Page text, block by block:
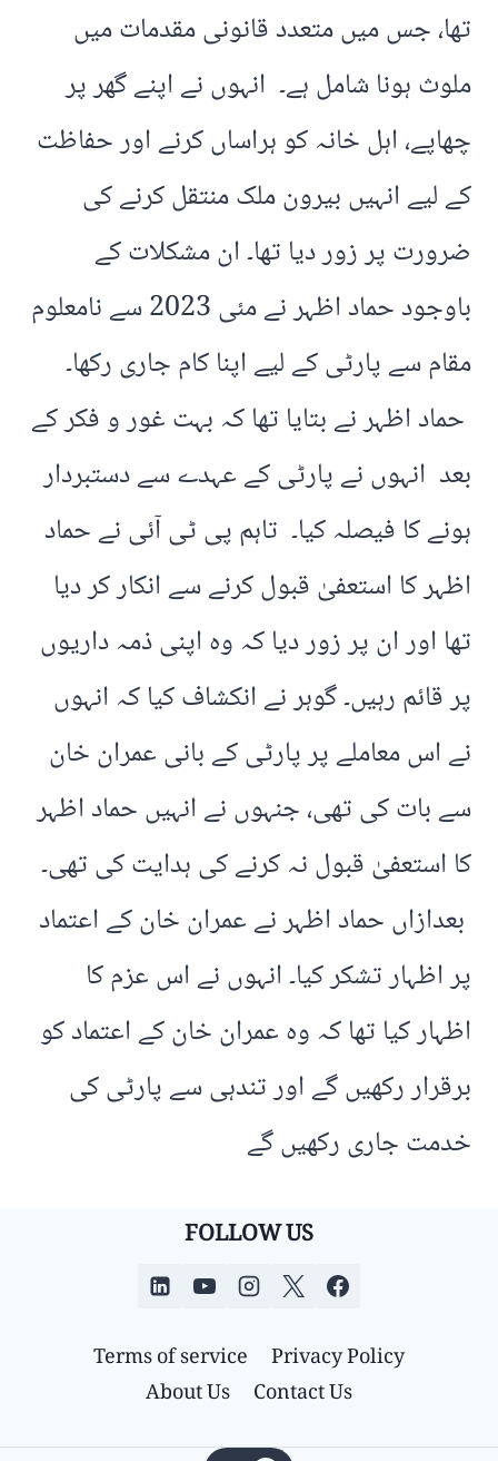
تھا، جس میں متعدد قانونی مقدمات میں
ملوث ہونا شامل ہے۔ انہوں نے اپنے گھر پر
چھاپے، اہل خانہ کو ہراساں کرنے اور حفاظت
کے لیے انہیں بیرون ملک منتقل کرنے کی
ضرورت پر زور دیا تھا۔ ان مشکلات کے
باوجود حماد اظہر نے مئی 2023 سے نامعلوم
مقام سے پارٹی کے لیے اپنا کام جاری رکھا۔
حماد اظہر نے بتایا تھا کہ بہت غور و فکر کے
بعد انہوں نے پارٹی کے عہدے سے دستبردار
ہونے کا فیصلہ کیا۔ تاہم پی ٹی آئی نے حماد
اظہر کا استعفیٰ قبول کرنے سے انکار کر دیا
تھا اور ان پر زور دیا کہ وہ اپنی ذمہ داریوں
پر قائم رہیں۔ گوہر نے انکشاف کیا کہ انہوں
نے اس معاملے پر پارٹی کے بانی عمران خان
سے بات کی تھی، جنہوں نے انہیں حماد اظہر
کا استعفیٰ قبول نہ کرنے کی ہدایت کی تھی۔
بعدازاں حماد اظہر نے عمران خان کے اعتماد
پر اظہار تشکر کیا۔ انہوں نے اس عزم کا
اظہار کیا تھا کہ وہ عمران خان کے اعتماد کو
برقرار رکھیں گے اور تندہی سے پارٹی کی
خدمت جاری رکھیں گے
FOLLOW US
Privacy Policy
Terms of service
Contact Us
About Us